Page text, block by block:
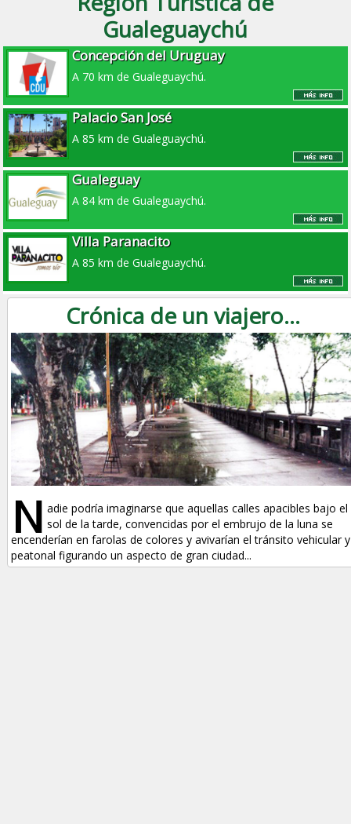
Gualeguaychú
Concepción del Uruguay
A 70 km de Gualeguaychú.
Palacio San José
A 85 km de Gualeguaychú.
Gualeguay
A 84 km de Gualeguaychú.
Villa Paranacito
A 85 km de Gualeguaychú.
Crónica de un viajero...
N adie podría imaginarse que aquellas calles apacibles bajo el
sol de la tarde, convencidas por el embrujo de la luna se
encenderían en farolas de colores y avivarían el tránsito vehicular y
peatonal figurando un aspecto de gran ciudad...